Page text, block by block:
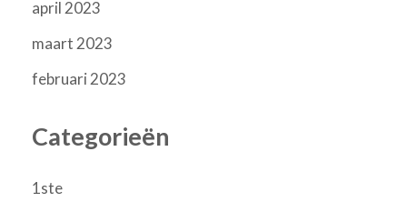
april 2023
maart 2023
februari 2023
Categorieën
1ste